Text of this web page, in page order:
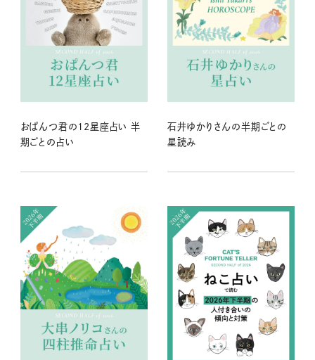
おぱんつ君の12星座占い 半
期ごとの占い
石井ゆかりさんの半期ごとの
星読み